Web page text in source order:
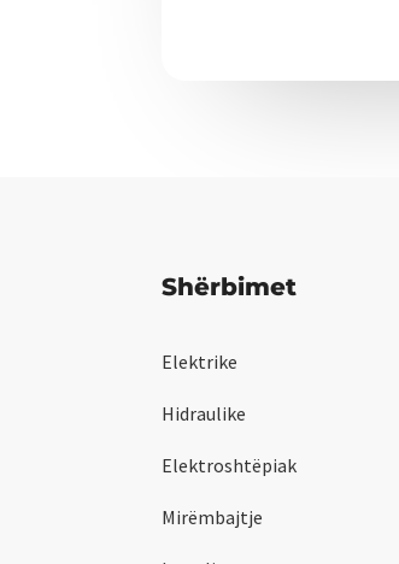
Shërbimet
Elektrike
Hidraulike
Elektroshtëpiak
Mirëmbajtje